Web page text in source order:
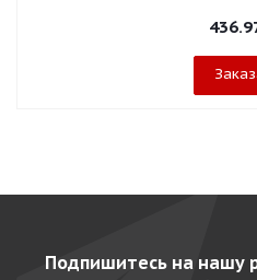
Подпишитесь на нашу